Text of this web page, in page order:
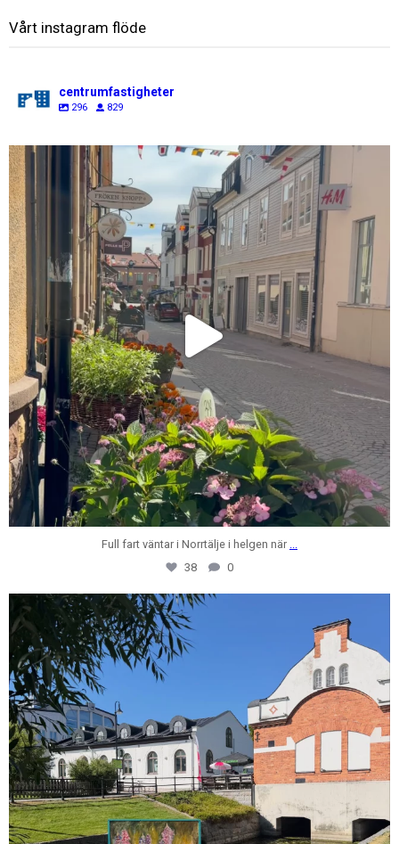
Vårt instagram flöde
centrumfastigheter
296 829
centrumfastigheter
Jul 31
Full fart väntar i Norrtälje i helgen när
38
0
centrumfastigheter
Jul 28